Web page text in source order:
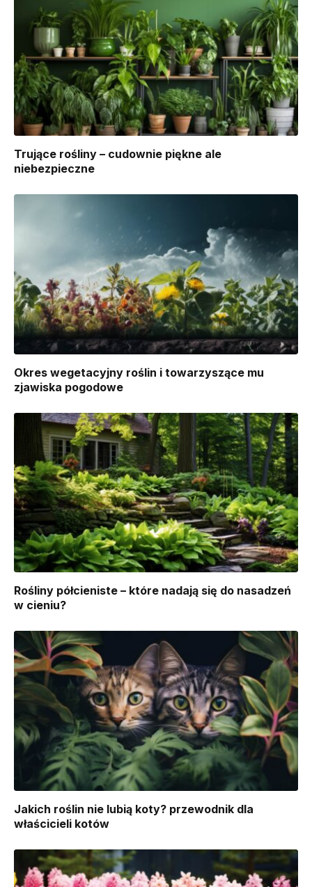
Trujące rośliny – cudownie piękne ale
niebezpieczne
Okres wegetacyjny roślin i towarzyszące mu
zjawiska pogodowe
Rośliny półcieniste – które nadają się do nasadzeń
w cieniu?
Jakich roślin nie lubią koty? przewodnik dla
właścicieli kotów